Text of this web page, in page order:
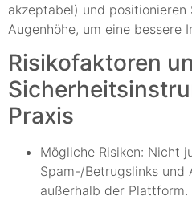
akzeptabel) und positionieren
Augenhöhe, um eine bessere
Risikofaktoren
Praxis
Mögliche Risiken: Nicht
Spam-/Betrugslinks und
außerhalb der Plattform.